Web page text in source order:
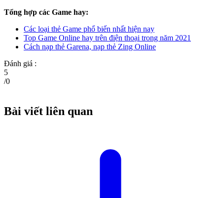
Tổng hợp các Game hay:
Các loại thẻ Game phổ biến nhất hiện nay
Top Game Online hay trên điện thoại trong năm 2021
Cách nạp thẻ Garena, nạp thẻ Zing Online
Đánh giá :
5
/0
Bài viết liên quan